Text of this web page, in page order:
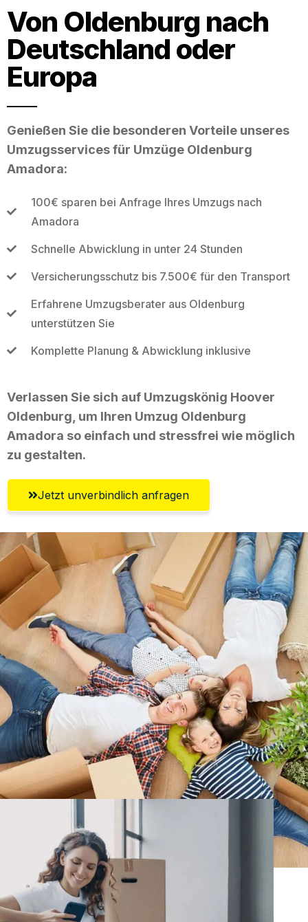
Von Oldenburg nach
Deutschland oder
Europa
Genießen Sie die besonderen Vorteile unseres
Umzugsservices für Umzüge Oldenburg
Amadora:
100€ sparen bei Anfrage Ihres Umzugs nach
Amadora
Schnelle Abwicklung in unter 24 Stunden
Versicherungsschutz bis 7.500€ für den Transport
Erfahrene Umzugsberater aus Oldenburg
unterstützen Sie
Komplette Planung & Abwicklung inklusive
Verlassen Sie sich auf Umzugskönig Hoover
Oldenburg, um Ihren Umzug Oldenburg
Amadora so einfach und stressfrei wie möglich
zu gestalten.
Jetzt unverbindlich anfragen